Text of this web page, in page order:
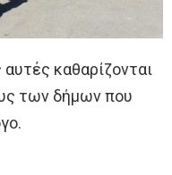
καθαρίζονται
των δήμων που